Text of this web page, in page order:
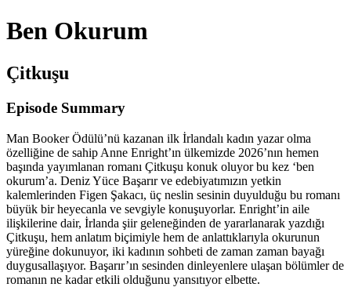
Ben Okurum
Çitkuşu
Episode Summary
Man Booker Ödülü’nü kazanan ilk İrlandalı kadın yazar olma
özelliğine de sahip Anne Enright’ın ülkemizde 2026’nın hemen
başında yayımlanan romanı Çitkuşu konuk oluyor bu kez ‘ben
okurum’a. Deniz Yüce Başarır ve edebiyatımızın yetkin
kalemlerinden Figen Şakacı, üç neslin sesinin duyulduğu bu romanı
büyük bir heyecanla ve sevgiyle konuşuyorlar. Enright’in aile
ilişkilerine dair, İrlanda şiir geleneğinden de yararlanarak yazdığı
Çitkuşu, hem anlatım biçimiyle hem de anlattıklarıyla okurunun
yüreğine dokunuyor, iki kadının sohbeti de zaman zaman bayağı
duygusallaşıyor. Başarır’ın sesinden dinleyenlere ulaşan bölümler de
romanın ne kadar etkili olduğunu yansıtıyor elbette.